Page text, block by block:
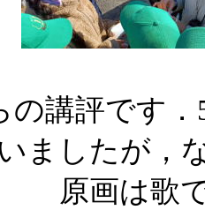
の講評です
いましたが，
原画は歌